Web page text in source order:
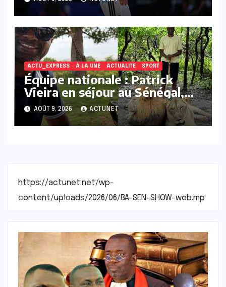
ACTU_EXPRESS À LA UNE ACTUALITE SPORT
Équipe nationale : Patrick
Vieira en séjour au Sénégal,
les discussions autour des
Lions se précisent
AOÛT 9, 2026 ACTUNET
https://actunet.net/wp-
content/uploads/2026/06/BA-SEN-SHOW-web.mp